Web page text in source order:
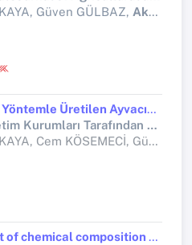
Güven GÜLBAZ, Aksem AKSOY
Geleneksel Yöntemle Üretilen Ayvacık Tepme Peyniri'nin Karekteristik Özelliklerinin Belirlenmesi
Yükseköğretim Kurumları Tarafından Destekli Bilimsel Araştırma Projesi
Asya ÇETİNKAYA, Cem KÖSEMECİ, Güven GÜLBAZ
Assessment of chemical composition and in vitro and in silico anticarcinogenic activity of bee bread samples from Eastern Anatolia (Kars)